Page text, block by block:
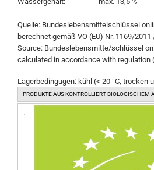
Quelle: Bundeslebensmittelschlüssel
berechnet gemäß VO (EU) Nr. 1169/2011
Source: Bundeslebensmitte/schlüssel
calculated in accordance with regulation
Lagerbedingugen: kühl (< 20 °C, trocken
PRODUKTE AUS KONTROLLIERT BIOLOGISCHEM